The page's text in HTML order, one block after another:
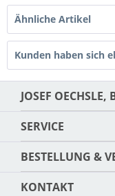
Ähnliche Artikel
Kunden haben sich
JOSEF OECHSLE,
SERVICE
BESTELLUNG &
KONTAKT